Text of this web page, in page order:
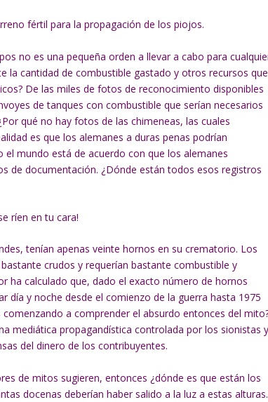
fértil para la propagación de los piojos.
no es una pequeña orden a llevar a cabo para
la cantidad de combustible gastado y otros recursos que
De las miles de fotos de reconocimiento disponibles
de tanques con combustible que serían necesarios
qué no hay fotos de las chimeneas, las cuales
es que los alemanes a duras penas podrían
mundo está de acuerdo con que los alemanes
de documentación. ¿Dónde están todos esos registros
ríen en tu cara!
tenían apenas veinte hornos en su crematorio. Los
crudos y requerían bastante combustible y
ha calculado que, dado el exacto número de hornos
día y noche desde el comienzo de la guerra hasta 1975
a comprender el absurdo entonces del
mediática propagandística controlada por los sionistas y
del dinero de los contribuyentes.
de mitos sugieren, entonces ¿dónde es que están los
docenas deberían haber salido a la luz a estas alturas.